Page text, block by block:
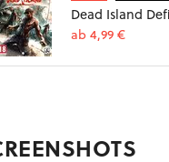
Dead Island
ab 4,99 €